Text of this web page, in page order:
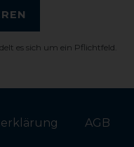
es sich um ein Pflichtfeld.
AGB